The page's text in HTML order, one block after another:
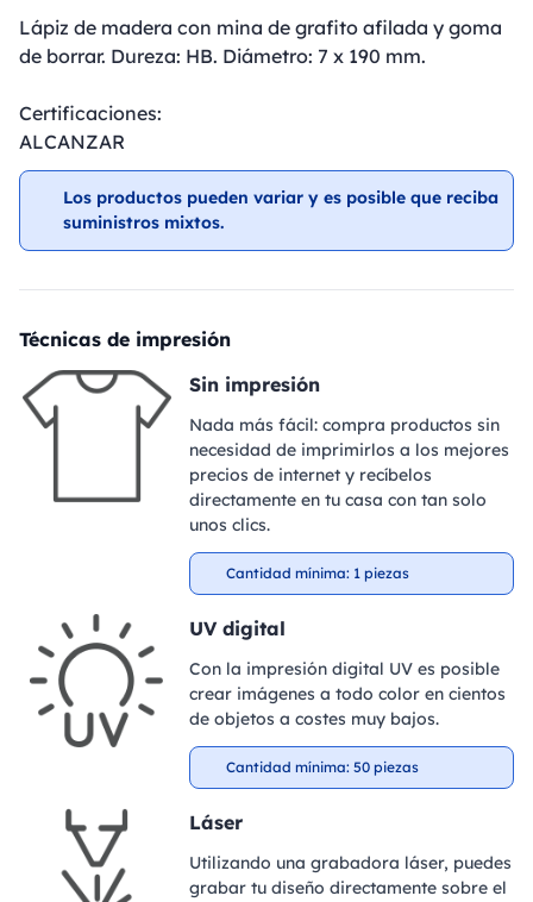
Lápiz de madera con mina de grafito afilada y goma
de borrar. Dureza: HB. Diámetro: 7 x 190 mm.
Certificaciones:
ALCANZAR
Los productos pueden variar y es posible que reciba
suministros mixtos.
Técnicas de impresión
Sin impresión
Nada más fácil: compra productos sin
necesidad de imprimirlos a los mejores
precios de internet y recíbelos
directamente en tu casa con tan solo
unos clics.
Cantidad mínima: 1 piezas
UV digital
Con la impresión digital UV es posible
crear imágenes a todo color en cientos
de objetos a costes muy bajos.
Cantidad mínima: 50 piezas
Láser
Utilizando una grabadora láser, puedes
grabar tu diseño directamente sobre el